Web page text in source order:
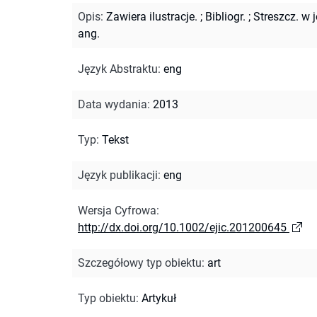
Opis: Zawiera ilustracje. ; Bibliogr. ; Streszcz. w
ang.
Język Abstraktu: eng
Data wydania: 2013
Typ: Tekst
Język publikacji: eng
Wersja Cyfrowa:
http://dx.doi.org/10.1002/ejic.201200645
Szczegółowy typ obiektu: art
Typ obiektu: Artykuł